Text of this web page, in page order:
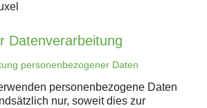
Datenverarbeitung
personenbezogener Daten
personenbezogene Daten
nur, soweit dies zur